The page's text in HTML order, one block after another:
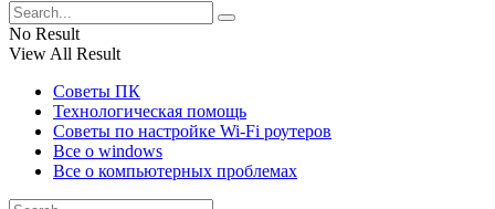
No Result
View All Result
Советы ПК
Технологическая помощь
Советы по настройке Wi-Fi роутеров
Все о windows
Все о компьютерных проблемах